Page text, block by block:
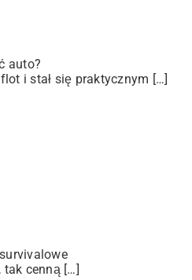
auto?
i stał się praktycznym […]
cenną […]